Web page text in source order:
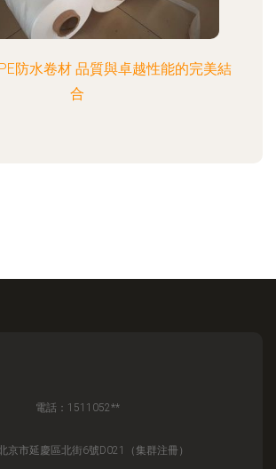
防水卷材 品質與卓越性能的完美結
合
電話：1511052**
京市延慶區北街6號D021（集群注冊）